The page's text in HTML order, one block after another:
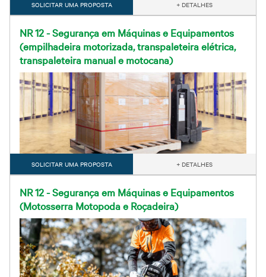
SOLICITAR UMA PROPOSTA + DETALHES
NR 12 - Segurança em Máquinas e Equipamentos
(empilhadeira motorizada, transpaleteira elétrica,
transpaleteira manual e motocana)
SOLICITAR UMA PROPOSTA + DETALHES
NR 12 - Segurança em Máquinas e Equipamentos
(Motosserra Motopoda e Roçadeira)